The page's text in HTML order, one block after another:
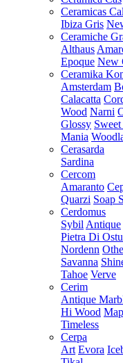
Ceramicas
Ibiza Gris
Ceramiche
Althaus
Epoque New
Ceramika
Amsterdam
Calacatta
Wood Narni
Glossy
Mania
Cerasarda
Sardina
Cercom
Amaranto
Quarzi Soap
Cerdomus
Sybil Antique
Pietra Di
Nordenn
Savanna
Tahoe Verve
Cerim
Antique
Hi Wood
Timeless
Cerpa
Art Evora